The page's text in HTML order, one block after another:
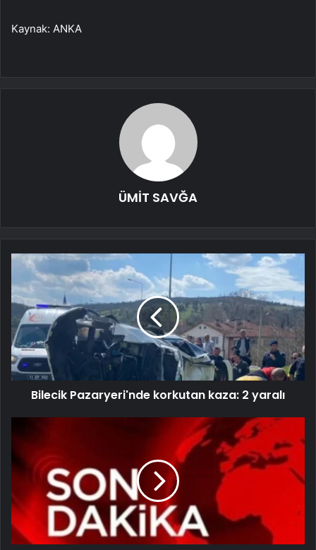
Kaynak: ANKA
ÜMİT SAVĞA
Bilecik Pazaryeri'nde korkutan kaza: 2 yaralı